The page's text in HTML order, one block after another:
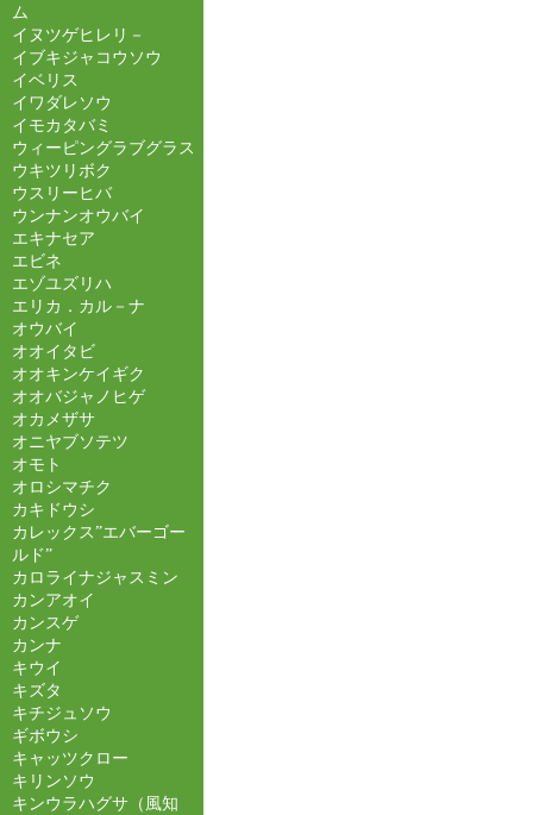
ム
イヌツゲヒレリ－
イブキジャコウソウ
イベリス
イワダレソウ
イモカタバミ
ウィーピングラブグラス
ウキツリボク
ウスリーヒバ
ウンナンオウバイ
エキナセア
エビネ
エゾユズリハ
エリカ．カル－ナ
オウバイ
オオイタビ
オオキンケイギク
オオバジャノヒゲ
オカメザサ
オニヤブソテツ
オモト
オロシマチク
カキドウシ
カレックス”エバーゴー
ルド”
カロライナジャスミン
カンアオイ
カンスゲ
カンナ
キウイ
キズタ
キチジュソウ
ギボウシ
キャッツクロー
キリンソウ
キンウラハグサ（風知